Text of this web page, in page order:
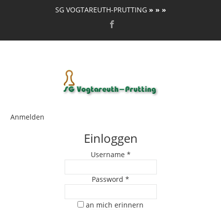
SG VOGTAREUTH-PRUTTING » » »
Anmelden
Einloggen
Username *
Password *
an mich erinnern